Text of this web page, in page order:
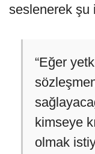
seslenerek şu
“Eğer
kimseye
olmak